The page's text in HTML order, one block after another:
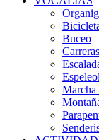
Buceo
Marcha